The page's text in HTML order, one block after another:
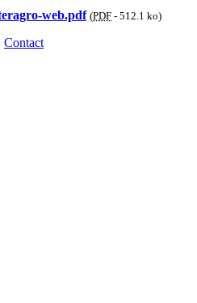
web.pdf (PDF - 512.1 ko)
Contact